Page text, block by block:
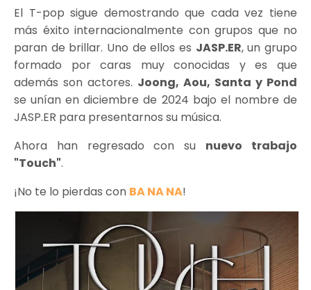
El T-pop sigue demostrando que cada vez tiene
más éxito internacionalmente con grupos que no
paran de brillar. Uno de ellos es JASP.ER, un grupo
formado por caras muy conocidas y es que
además son actores. Joong, Aou, Santa y Pond
se unían en diciembre de 2024 bajo el nombre de
JASP.ER para presentarnos su música.
Ahora han regresado con su nuevo trabajo
"Touch".
¡No te lo pierdas con BA NA NA!